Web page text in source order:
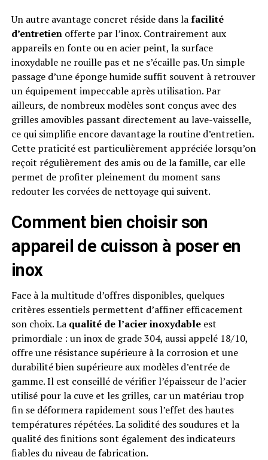
Un autre avantage concret réside dans lafacilité
d’entretienofferte par l’inox. Contrairement aux
appareils en fonte ou en acier peint, la surface
inoxydable ne rouille pas et ne s’écaille pas. Un simple
passage d’une éponge humide suffit souvent à retrouver
un équipement impeccable après utilisation. Par
ailleurs, de nombreux modèles sont conçus avec des
grilles amovibles passant directement au lave-vaisselle,
ce qui simplifie encore davantage la routine d’entretien.
Cette praticité est particulièrement appréciée lorsqu’on
reçoit régulièrement des amis ou de la famille, car elle
permet de profiter pleinement du moment sans
redouter les corvées de nettoyage qui suivent.
Comment bien choisir son
appareil de cuisson à poser en
inox
Face à la multitude d’offres disponibles, quelques
critères essentiels permettent d’affiner efficacement
son choix. La qualité de l’acier inoxydableest
primordiale : un inox de grade 304, aussi appelé 18/10,
offre une résistance supérieure à la corrosion et une
durabilité bien supérieure aux modèles d’entrée de
gamme. Il est conseillé de vérifier l’épaisseur de l’acier
utilisé pour la cuve et les grilles, car un matériau trop
fin se déformera rapidement sous l’effet des hautes
températures répétées. La solidité des soudures et la
qualité des finitions sont également des indicateurs
fiables du niveau de fabrication.